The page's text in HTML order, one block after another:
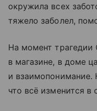
окружила всех
тяжело заболел,
На момент трагедии
в магазине, в доме
и взаимопонимание.
что всё изменится в